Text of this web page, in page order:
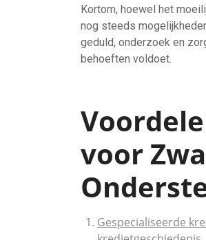
Kortom, hoewel het
nog steeds
geduld, onderzoek en
behoeften voldoet.
voor
Gespecialiseerde